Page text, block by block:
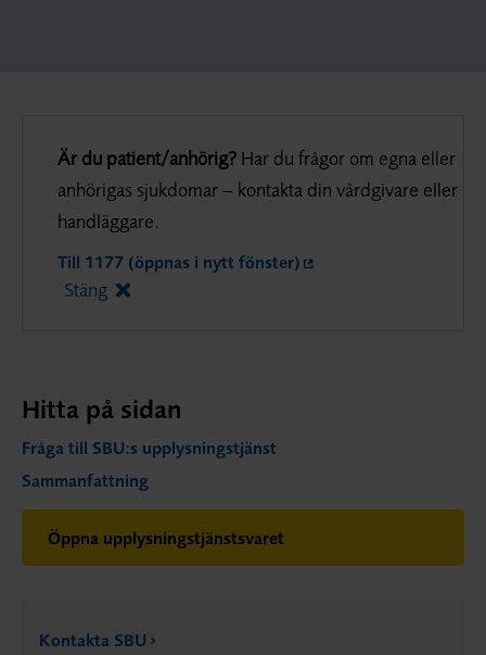
Är du patient/anhörig? Har du frågor om egna eller
anhörigas sjukdomar – kontakta din vårdgivare eller
handläggare.
Till 1177 (öppnas i nytt fönster)
Stäng
Hitta på sidan
Fråga till SBU:s upplysningstjänst
Sammanfattning
Öppna upplysningstjänstsvaret
Kontakta SBU